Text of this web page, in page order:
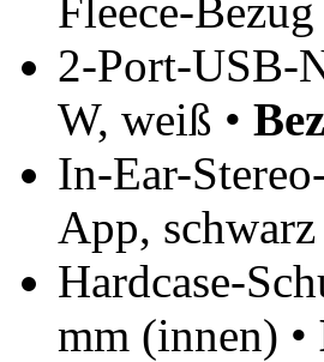
Fleece-Bezug
2-Port-USB-
W, weiß •
In-Ear-
App, schwarz
Hardcase-
mm (innen) •